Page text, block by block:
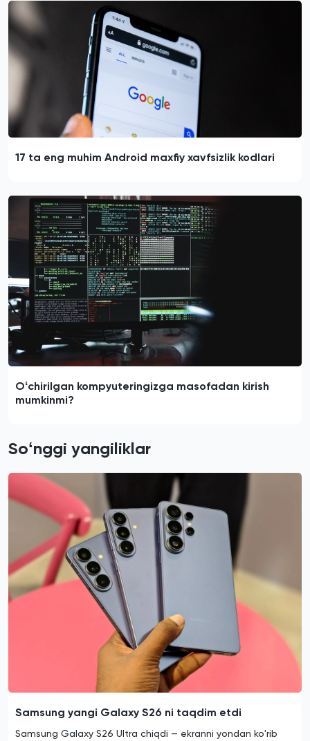
17 ta eng muhim Android maxfiy xavfsizlik kodlari
Oʻchirilgan kompyuteringizga masofadan kirish
mumkinmi?
Soʻnggi yangiliklar
Samsung yangi Galaxy S26 ni taqdim etdi
Samsung Galaxy S26 Ultra chiqdi — ekranni yondan ko'rib